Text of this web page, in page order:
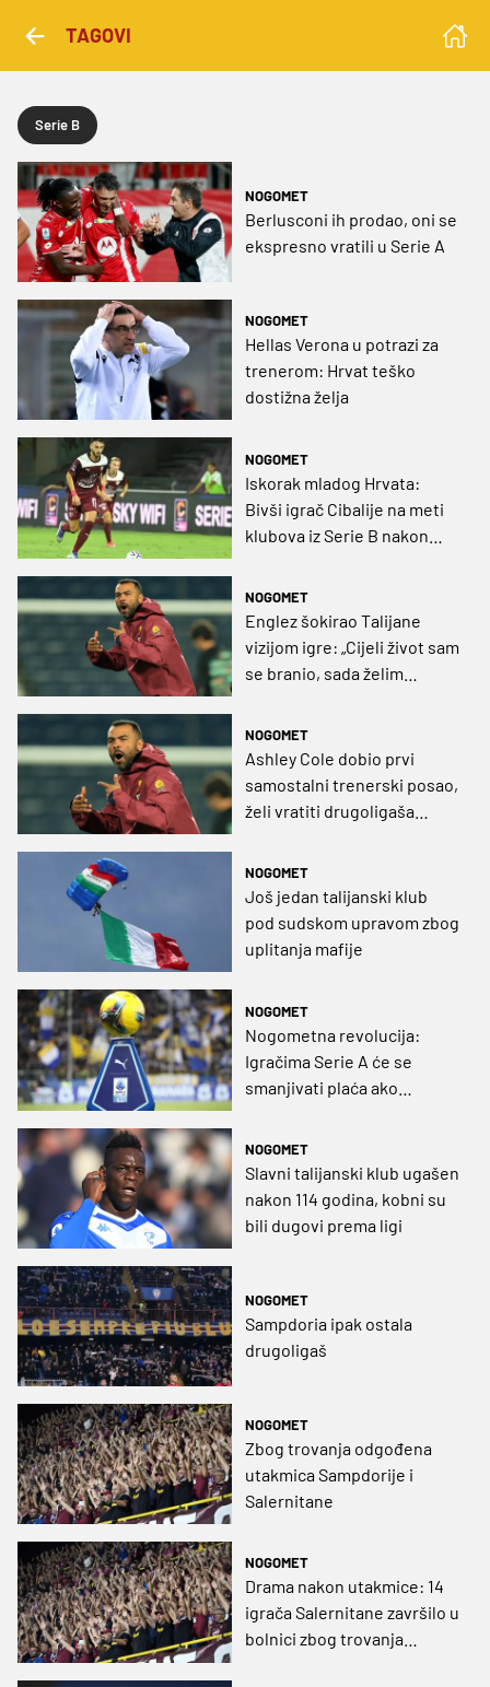
TAGOVI
Serie B
NOGOMET
Berlusconi ih prodao, oni se
ekspresno vratili u Serie A
NOGOMET
Hellas Verona u potrazi za
trenerom: Hrvat teško
dostižna želja
NOGOMET
Iskorak mladog Hrvata:
Bivši igrač Cibalije na meti
klubova iz Serie B nakon
NOGOMET
Englez šokirao Talijane
vizijom igre: „Cijeli život sam
se branio, sada želim
nogomet“
NOGOMET
Ashley Cole dobio prvi
samostalni trenerski posao,
želi vratiti drugoligaša
NOGOMET
Još jedan talijanski klub
pod sudskom upravom zbog
uplitanja mafije
NOGOMET
Nogometna revolucija:
Igračima Serie A će se
smanjivati plaća ako
NOGOMET
Slavni talijanski klub ugašen
nakon 114 godina, kobni su
bili dugovi prema ligi
NOGOMET
Sampdoria ipak ostala
drugoligaš
NOGOMET
Zbog trovanja odgođena
utakmica Sampdorije i
Salernitane
NOGOMET
Drama nakon utakmice: 14
igrača Salernitane završilo u
bolnici zbog trovanja